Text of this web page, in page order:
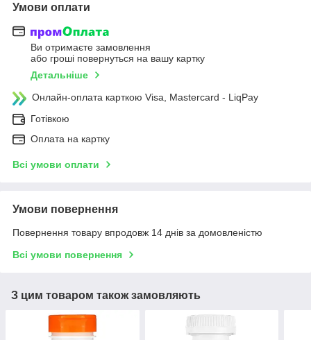
Умови оплати
Ви отримаєте замовлення
або гроші повернуться на вашу картку
Детальніше
Онлайн-оплата карткою Visa, Mastercard - LiqPay
Готівкою
Оплата на картку
Всі умови оплати
Умови повернення
Повернення товару впродовж 14 днів за домовленістю
Всі умови повернення
З цим товаром також замовляють